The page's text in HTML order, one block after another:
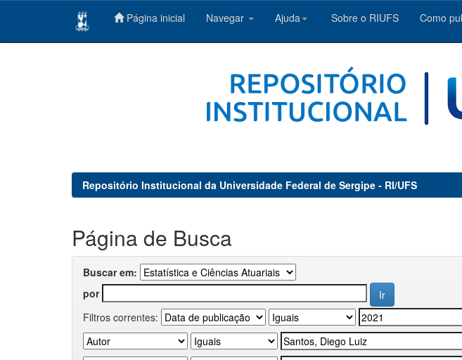
Página inicial Navegar Ajuda Sobre o RIUFS Como
Repositório Institucional da Universidade Federal de Sergipe - RI/UFS
Página de Busca
Buscar em:
por
Filtros correntes: